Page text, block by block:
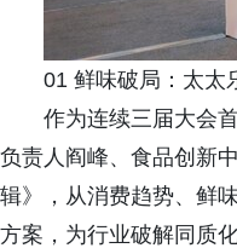
01 鲜味破局：太太
作为连续三届大会
负责人阎峰、食品创新
辑》，从消费趋势、鲜
方案，为行业破解同质